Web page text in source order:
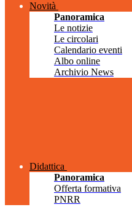
Novità
Panoramica
Le notizie
Le circolari
Calendario eventi
Albo online
Archivio News
Didattica
Panoramica
Offerta formativa
PNRR